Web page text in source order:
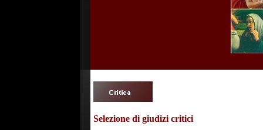
Selezione di giudizi critici